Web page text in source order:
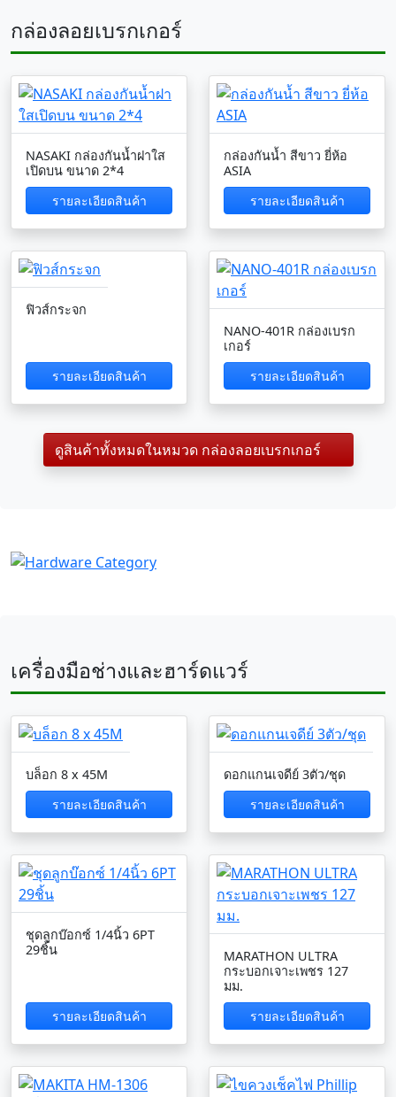
กล่องลอยเบรกเกอร์
NASAKI กล่องกันน้ำฝาใส
เปิดบน ขนาด 2*4
รายละเอียดสินค้า
กล่องกันน้ำ สีขาว ยี่ห้อ
ASIA
รายละเอียดสินค้า
ฟิวส์กระจก
รายละเอียดสินค้า
NANO-401R กล่องเบรก
เกอร์
รายละเอียดสินค้า
ดูสินค้าทั้งหมดในหมวด กล่องลอยเบรกเกอร์
เครื่องมือช่างและฮาร์ดแวร์
บล็อก 8 x 45M
รายละเอียดสินค้า
ดอกแกนเจดีย์ 3ตัว/ชุด
รายละเอียดสินค้า
ชุดลูกบ๊อกซ์ 1/4นิ้ว 6PT
29ชิ้น
รายละเอียดสินค้า
MARATHON ULTRA
กระบอกเจาะเพชร 127
มม.
รายละเอียดสินค้า